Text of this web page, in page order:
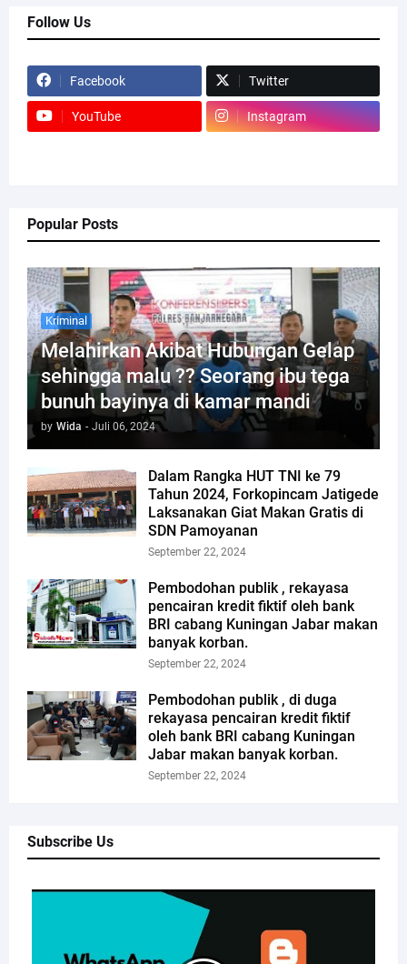
Follow Us
Facebook Twitter
YouTube Instagram
Popular Posts
Kriminal
Melahirkan Akibat Hubungan Gelap
sehingga malu ?? Seorang ibu tega
bunuh bayinya di kamar mandi
by Wida - Juli 06, 2024
Dalam Rangka HUT TNI ke 79
Tahun 2024, Forkopincam Jatigede
Laksanakan Giat Makan Gratis di
SDN Pamoyanan
September 22, 2024
Pembodohan publik , rekayasa
pencairan kredit fiktif oleh bank
BRI cabang Kuningan Jabar makan
banyak korban.
September 22, 2024
Pembodohan publik , di duga
rekayasa pencairan kredit fiktif
oleh bank BRI cabang Kuningan
Jabar makan banyak korban.
September 22, 2024
Subscribe Us